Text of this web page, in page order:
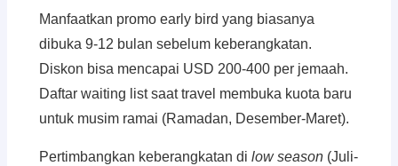
Manfaatkan promo early bird yang biasanya
dibuka 9-12 bulan sebelum keberangkatan.
Diskon bisa mencapai USD 200-400 per jemaah.
Daftar waiting list saat travel membuka kuota baru
untuk musim ramai (Ramadan, Desember-Maret).
Pertimbangkan keberangkatan di low season(Juli-